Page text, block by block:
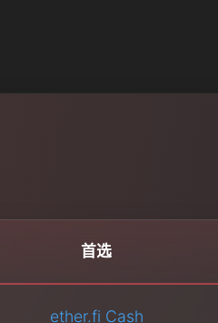
首选
ether.fi Cash